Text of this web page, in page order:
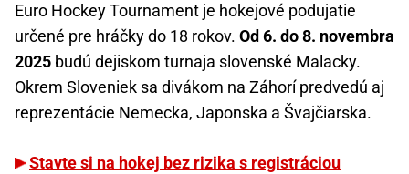
Euro Hockey Tournament je hokejové podujatie
určené pre hráčky do 18 rokov. Od 6. do 8. novembra
2025 budú dejiskom turnaja slovenské Malacky.
Okrem Sloveniek sa divákom na Záhorí predvedú aj
reprezentácie Nemecka, Japonska a Švajčiarska.
Stavte si na hokej bez rizika s registráciou